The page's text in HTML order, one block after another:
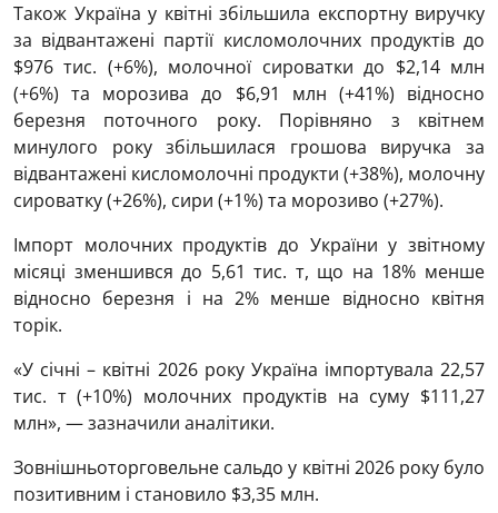
Також Україна у квітні збільшила експортну виручку
за відвантажені партії кисломолочних продуктів до
$976 тис. (+6%), молочної сироватки до $2,14 млн
(+6%) та морозива до $6,91 млн (+41%) відносно
березня поточного року. Порівняно з квітнем
минулого року збільшилася грошова виручка за
відвантажені кисломолочні продукти (+38%), молочну
сироватку (+26%), сири (+1%) та морозиво (+27%).
Імпорт молочних продуктів до України у звітному
місяці зменшився до 5,61 тис. т, що на 18% менше
відносно березня і на 2% менше відносно квітня
торік.
«У січні – квітні 2026 року Україна імпортувала 22,57
тис. т (+10%) молочних продуктів на суму $111,27
млн», — зазначили аналітики.
Зовнішньоторговельне сальдо у квітні 2026 року було
позитивним і становило $3,35 млн.